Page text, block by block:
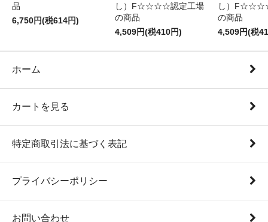
品
6,750円(税614円)
し）F☆☆☆☆認定工場
の商品
4,509円(税410円)
し）
の商品
4,509円(税
ホーム
カートを見る
特定商取引法に基づく表記
プライバシーポリシー
お問い合わせ